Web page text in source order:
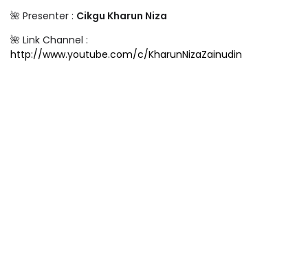
🌺 Presenter : Cikgu Kharun Niza
🌺 Link Channel :
http://www.youtube.com/c/KharunNizaZainudin